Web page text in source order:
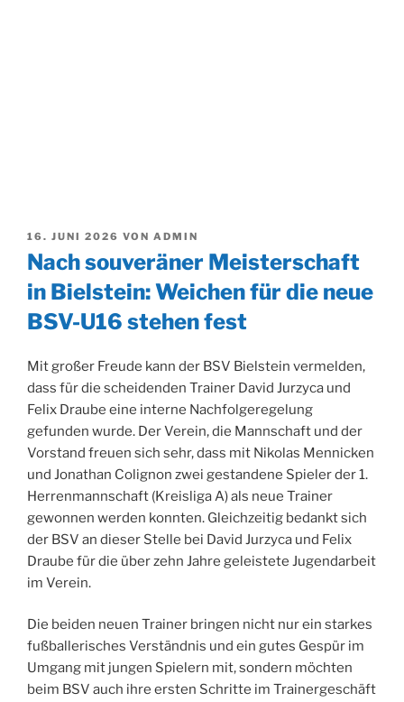
VERÖFFENTLICHT
AM
16. JUNI 2026 VON ADMIN
Nach souveräner Meisterschaft
in Bielstein: Weichen für die neue
BSV-U16 stehen fest
Mit großer Freude kann der BSV Bielstein vermelden,
dass für die scheidenden Trainer David Jurzyca und
Felix Draube eine interne Nachfolgeregelung
gefunden wurde. Der Verein, die Mannschaft und der
Vorstand freuen sich sehr, dass mit Nikolas Mennicken
und Jonathan Colignon zwei gestandene Spieler der 1.
Herrenmannschaft (Kreisliga A) als neue Trainer
gewonnen werden konnten. Gleichzeitig bedankt sich
der BSV an dieser Stelle bei David Jurzyca und Felix
Draube für die über zehn Jahre geleistete Jugendarbeit
im Verein.
Die beiden neuen Trainer bringen nicht nur ein starkes
fußballerisches Verständnis und ein gutes Gespür im
Umgang mit jungen Spielern mit, sondern möchten
beim BSV auch ihre ersten Schritte im Trainergeschäft